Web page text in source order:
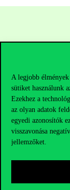
A legjobb
sütiket használunk
Ezekhez a
az olyan adatok
egyedi azonosítók
visszavonása
jellemzőket.
Elérhetőségek
Kérdésed van a